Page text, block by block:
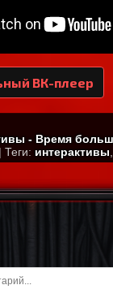
ВК-плеер
- Время
| Теги: интерактивы